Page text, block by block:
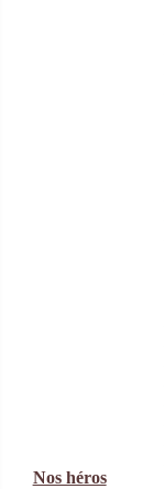
Nos héros